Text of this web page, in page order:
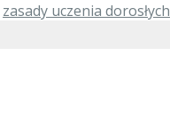
zasady uczenia dorosłych